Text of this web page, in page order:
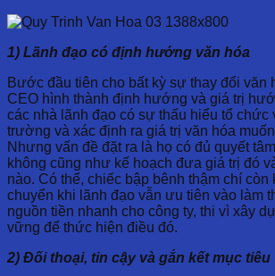
1) Lãnh đạo có định hướng văn hóa
Bước đầu tiên cho bất kỳ sự thay đổi văn
CEO hình thành định hướng và giá trị
các nhà lãnh đạo có sự thấu hiểu tổ chức
trường và xác định ra giá trị văn hóa
Nhưng vấn đề đặt ra là họ có đủ quyết
không cũng như kế hoạch đưa giá trị đó
nào. Có thể, chiếc bập bênh thậm chí còn
chuyển khi lãnh đạo vẫn ưu tiên vào làm
nguồn tiền nhanh cho công ty, thi vì xây
vững để thức hiện điều đó.
2) Đối thoại, tin cậy và gắn kết mục tiêu